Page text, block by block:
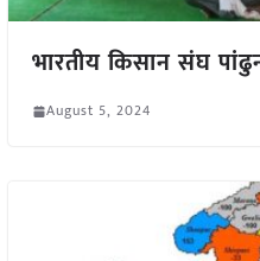
भारतीय किसान संघ
August 5, 2024